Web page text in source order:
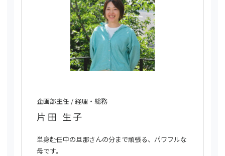
企画部主任 / 経理・総務
片田 生子
単身赴任中の旦那さんの分まで頑張る、パワフルな
母です。